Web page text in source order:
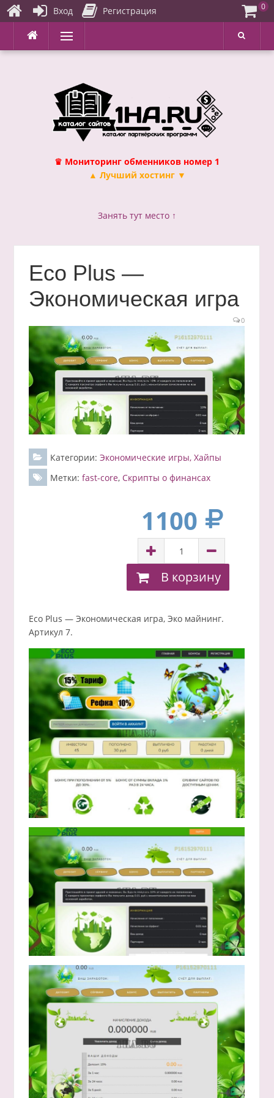
Перейти
содержимому
Меню
♛ Мониторинг обменников номер 1
▲ Лучший хостинг ▼
Занять тут место ↑
Eco Plus —
Экономическая игра
0
Категории: Экономические игры, Хайпы
Метки: fast-core, Скрипты о финансах
1100
В корзину
Eco Plus — Экономическая игра, Эко майнинг.
Артикул 7.
Вход Регистрация 0